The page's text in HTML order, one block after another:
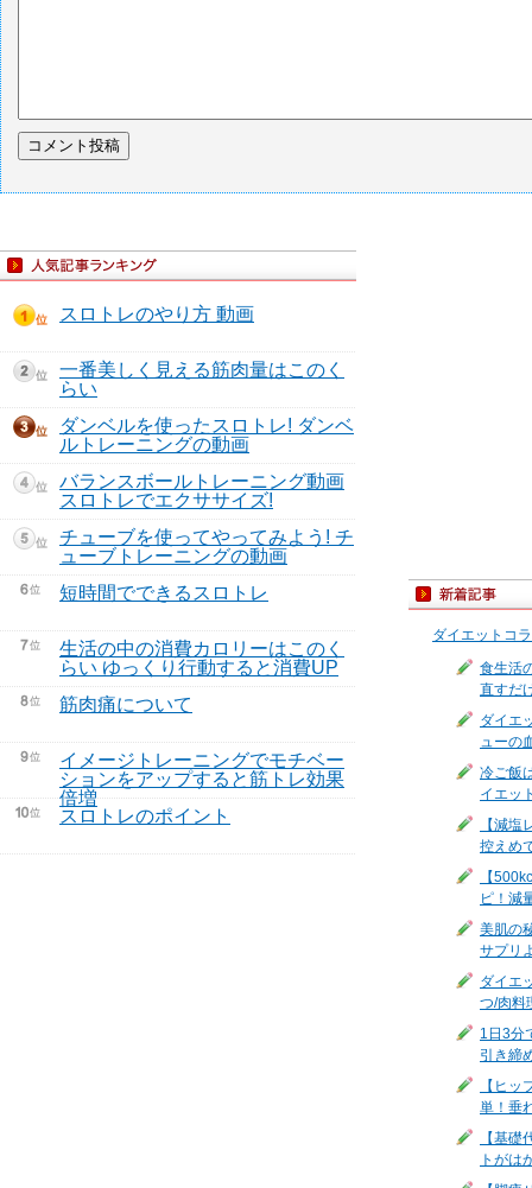
ダイエットコ
食生活
直すだ
ダイエ
ューの
冷ご飯
イエッ
【減
控えめ
【
ピ！減
美肌の
サプリ
ダイエ
つ/肉料
1日3分
引き締
【ヒ
単！垂
【基
トがは
スロトレのやり方 動画
一番美しく見える筋肉量はこのく
らい
ダンベルを使ったスロトレ! ダンベ
ルトレーニングの動画
バランスボールトレーニング動画
スロトレでエクササイズ!
チューブを使ってやってみよう! チ
ューブトレーニングの動画
短時間でできるスロトレ
生活の中の消費カロリーはこのく
らい ゆっくり行動すると消費UP
筋肉痛について
イメージトレーニングでモチベー
ションをアップすると筋トレ効果
倍増
スロトレのポイント